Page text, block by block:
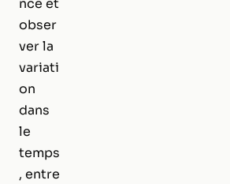
nce et
obser
ver la
variati
on
dans
le
temps
, entre